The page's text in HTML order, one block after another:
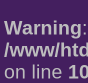
Warning
/www/
on line